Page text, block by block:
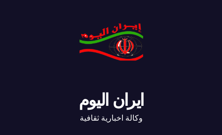
ايران اليوم
وكالة اخبارية ثقافية